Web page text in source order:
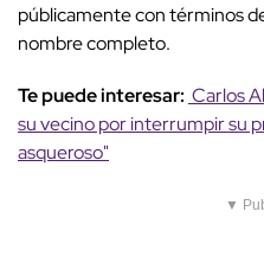
públicamente con términos
nombre completo.
Te puede interesar: Carlos
su vecino por interrumpir su
asqueroso"
▼